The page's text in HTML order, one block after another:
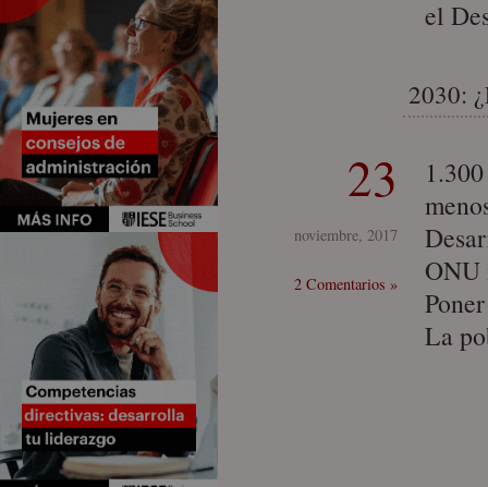
el
2030:
23
noviembre, 2017
2 Comentarios »
ONU
La